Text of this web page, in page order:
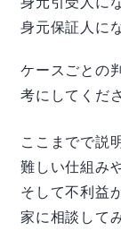
身元保証人に
ケースごとの
考にしてくだ
ここまでで説
難しい仕組み
そして不利益
家に相談して